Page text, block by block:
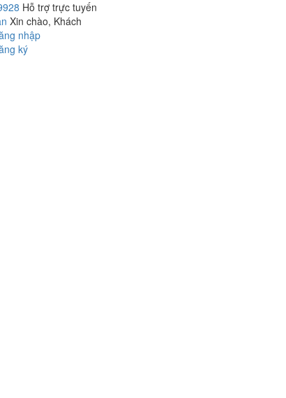
Hỗ trợ trực tuyến
Xin chào, Khách
nhập
ký